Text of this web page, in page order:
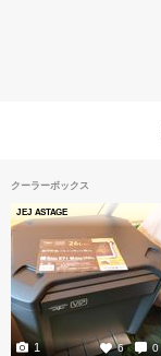
クーラーボックス
JEJ ASTAGE
6 0
1